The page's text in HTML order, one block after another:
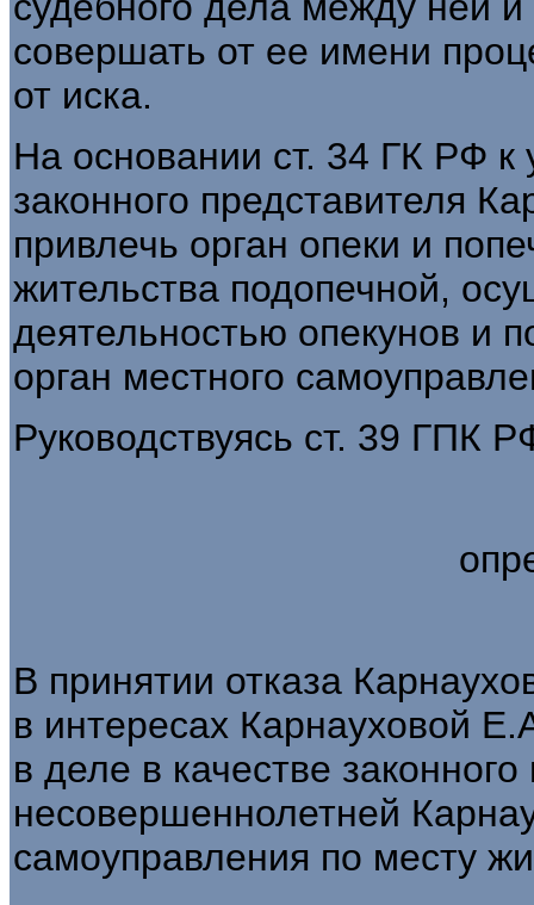
совершать от ее имени
от иска.
На основании ст. 34 ГК РФ к
законного представителя
привлечь орган опеки и
жительства подопечной,
деятельностью опекунов и
орган местного
Руководствуясь ст. 39 ГПК
В принятии отказа
в интересах Карнауховой
в деле в качестве
несовершеннолетней
самоуправления по месту